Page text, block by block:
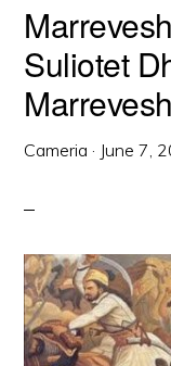
Suliotet
Cameria · June 7,